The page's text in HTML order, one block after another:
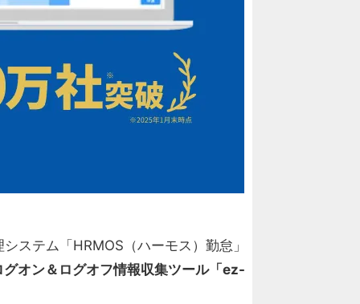
ステム「HRMOS（ハーモス）勤怠」
グオン＆ログオフ情報収集ツール「ez-